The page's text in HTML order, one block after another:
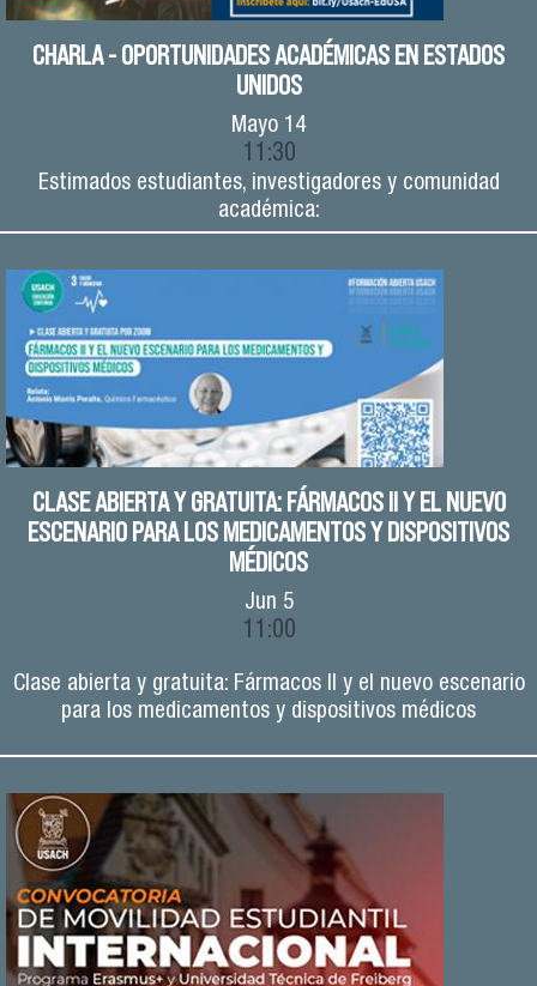
CHARLA - OPORTUNIDADES ACADÉMICAS EN ESTADOS
UNIDOS
Mayo 14
11:30
Estimados estudiantes, investigadores y comunidad
académica:
CLASE ABIERTA Y GRATUITA: FÁRMACOS II Y EL NUEVO
ESCENARIO PARA LOS MEDICAMENTOS Y DISPOSITIVOS
MÉDICOS
Jun 5
11:00
Clase abierta y gratuita: Fármacos II y el nuevo escenario
para los medicamentos y dispositivos médicos